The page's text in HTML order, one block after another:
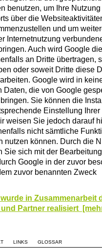
benutzen, um Ihre
über die
und um
Internetnutzung
Auch wird Google
an Dritte übertragen,
oder soweit Dritte diese
Google wird in
Daten, die von Google
Sie können die
Einstellung Ihrer
weisen Sie jedoch darauf
nicht sämtliche
nutzen können. Durch die
Sie sich mit der
Google in der zuvor
zuvor benannten Zweck
in Zusammenarbeit
Partner realisiert
LINKS GLOSSAR